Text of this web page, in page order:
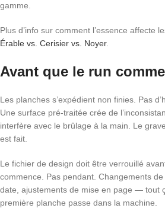
gamme.
Plus d’info sur comment l’essence affecte
Érable vs. Cerisier vs. Noyer.
Avant que le run
Les planches s’expédient non finies. Pas
Une surface pré-traitée crée de
interfère avec le brûlage à la main. Le
est fait.
Le fichier de design doit être verrouillé
commence. Pas pendant. Changements
date, ajustements de mise en page — tout
première planche passe dans la machine.